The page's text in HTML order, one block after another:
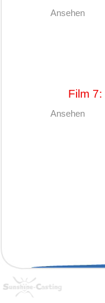
Ansehen
Film 7:
Ansehen